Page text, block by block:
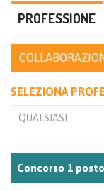
PROFESSIONE
SELEZIONA
QUALSIASI
Concorso 1